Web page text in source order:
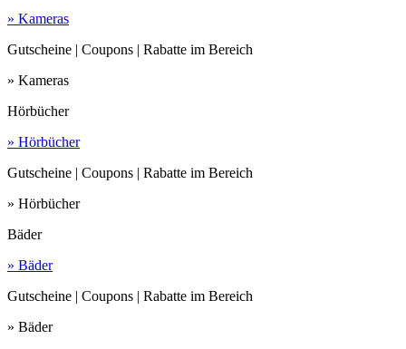
» Kameras
Gutscheine | Coupons | Rabatte im Bereich
» Kameras
Hörbücher
» Hörbücher
Gutscheine | Coupons | Rabatte im Bereich
» Hörbücher
Bäder
» Bäder
Gutscheine | Coupons | Rabatte im Bereich
» Bäder